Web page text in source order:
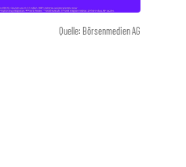
Quelle: Börsenmedien AG